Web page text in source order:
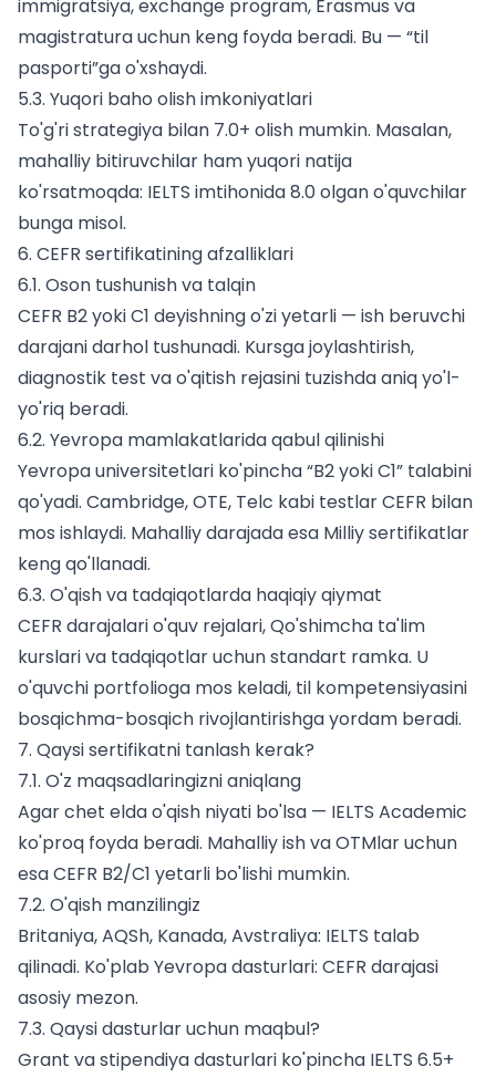
immigratsiya, exchange program, Erasmus va
magistratura uchun keng foyda beradi. Bu — “til
pasporti”ga o'xshaydi.
5.3. Yuqori baho olish imkoniyatlari
To'g'ri strategiya bilan 7.0+ olish mumkin. Masalan,
mahalliy bitiruvchilar ham yuqori natija
ko'rsatmoqda: IELTS imtihonida 8.0 olgan o'quvchilar
bunga misol.
6. CEFR sertifikatining afzalliklari
6.1. Oson tushunish va talqin
CEFR B2 yoki C1 deyishning o'zi yetarli — ish beruvchi
darajani darhol tushunadi. Kursga joylashtirish,
diagnostik test va o'qitish rejasini tuzishda aniq yo'l-
yo'riq beradi.
6.2. Yevropa mamlakatlarida qabul qilinishi
Yevropa universitetlari ko'pincha “B2 yoki C1” talabini
qo'yadi. Cambridge, OTE, Telc kabi testlar CEFR bilan
mos ishlaydi. Mahalliy darajada esa Milliy sertifikatlar
keng qo'llanadi.
6.3. O'qish va tadqiqotlarda haqiqiy qiymat
CEFR darajalari o'quv rejalari, Qo'shimcha ta'lim
kurslari va tadqiqotlar uchun standart ramka. U
o'quvchi portfolioga mos keladi, til kompetensiyasini
bosqichma-bosqich rivojlantirishga yordam beradi.
7. Qaysi sertifikatni tanlash kerak?
7.1. O'z maqsadlaringizni aniqlang
Agar chet elda o'qish niyati bo'lsa — IELTS Academic
ko'proq foyda beradi. Mahalliy ish va OTMlar uchun
esa CEFR B2/C1 yetarli bo'lishi mumkin.
7.2. O'qish manzilingiz
Britaniya, AQSh, Kanada, Avstraliya: IELTS talab
qilinadi. Ko'plab Yevropa dasturlari: CEFR darajasi
asosiy mezon.
7.3. Qaysi dasturlar uchun maqbul?
Grant va stipendiya dasturlari ko'pincha IELTS 6.5+